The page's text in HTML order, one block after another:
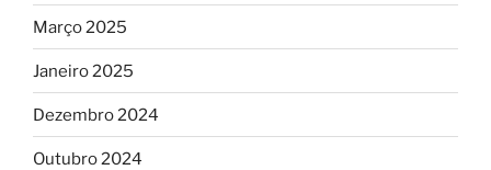
Março 2025
Janeiro 2025
Dezembro 2024
Outubro 2024